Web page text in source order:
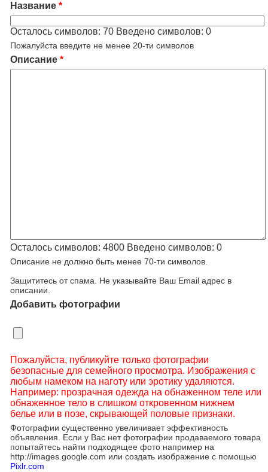
Название *
Осталось символов: 70 Введено символов: 0
Пожалуйста введите не менее 20-ти символов
Описание *
Осталось символов: 4800 Введено символов: 0
Описание не должно быть менее 70-ти символов.
Защититесь от спама. Не указывайте Ваш Email адрес в
описании.
Добавить фотографии
Пожалуйста, публикуйте только фотографии
безопасные для семейного просмотра. Изображения с
любым намеком на наготу или эротику удаляются.
Например: прозрачная одежда на обнаженном теле или
обнаженное тело в слишком откровенном нижнем
белье или в позе, скрывающей половые признаки.
Фотографии существенно увеличивает эффективность
объявления. Если у Вас нет фотографии продаваемого товара
попытайтесь найти подходящее фото например на
http://images.google.com или создать изображение с помощью
Pixlr.com